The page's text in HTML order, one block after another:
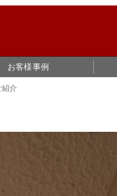
お客様事例
紹介